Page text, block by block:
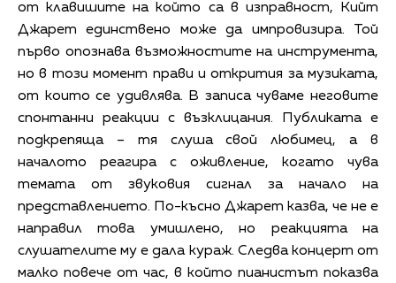
от клавишите на който са в изправност, Кийт
Джарет единствено може да импровизира. Той
първо опознава възможностите на инструмента,
но в този момент прави и открития за музиката,
от които се удивлява. В записа чуваме неговите
спонтанни реакции с възклицания. Публиката е
подкрепяща – тя слуша свой любимец, а в
началото реагира с оживление, когато чува
темата от звуковия сигнал за начало на
представлението. По-късно Джарет казва, че не е
направил това умишлено, но реакцията на
слушателите му е дала кураж. Следва концерт от
малко повече от час, в който пианистът показва